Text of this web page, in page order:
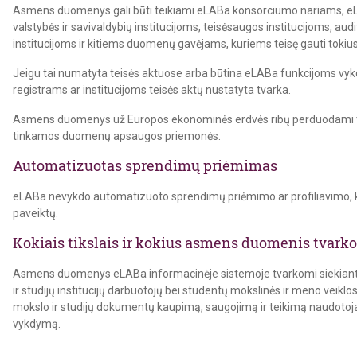
Asmens duomenys gali būti teikiami eLABa konsorciumo nariams,
valstybės ir savivaldybių institucijoms, teisėsaugos institucijoms,
institucijoms ir kitiems duomenų gavėjams, kuriems teisę gauti
Jeigu tai numatyta teisės aktuose arba būtina eLABa funkcijoms
registrams ar institucijoms teisės aktų nustatyta tvarka.
Asmens duomenys už Europos ekonominės erdvės ribų
tinkamos duomenų apsaugos priemonės.
Automatizuotas sprendimų priėmimas
eLABa nevykdo automatizuoto sprendimų priėmimo ar
paveiktų.
Kokiais tikslais ir kokius asmens duomenis
Asmens duomenys eLABa informacinėje sistemoje tvarkomi
ir studijų institucijų darbuotojų bei studentų mokslinės ir meno
mokslo ir studijų dokumentų kaupimą, saugojimą ir teikimą
vykdymą.